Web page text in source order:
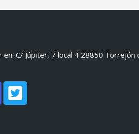
en: C/ Júpiter, 7 local 4 28850